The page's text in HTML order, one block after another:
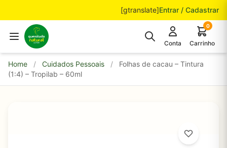
[gtranslate]Entrar / Cadastrar
Conta
0
Carrinho
Home / Cuidados Pessoais /
Folhas de cacau – Tintura
(1:4) – Tropilab – 60ml